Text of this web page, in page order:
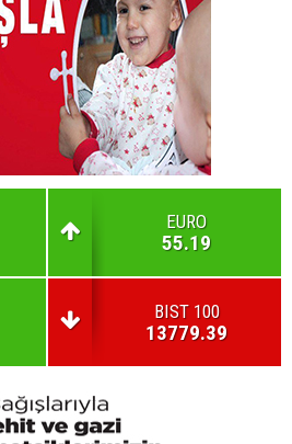
EURO
55.19
BIST 100
13779.39